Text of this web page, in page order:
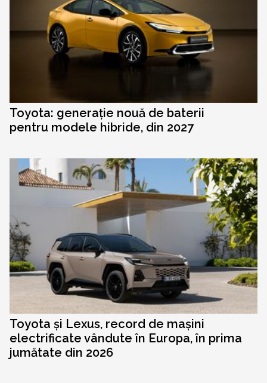
Toyota: generație nouă de baterii
pentru modele hibride, din 2027
Toyota și Lexus, record de mașini
electrificate vândute în Europa, în prima
jumătate din 2026